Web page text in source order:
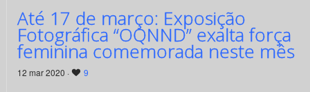
Até 17 de março: Exposição
Fotográfica “OQNND” exalta força
feminina comemorada neste mês
12 mar 2020 · 9